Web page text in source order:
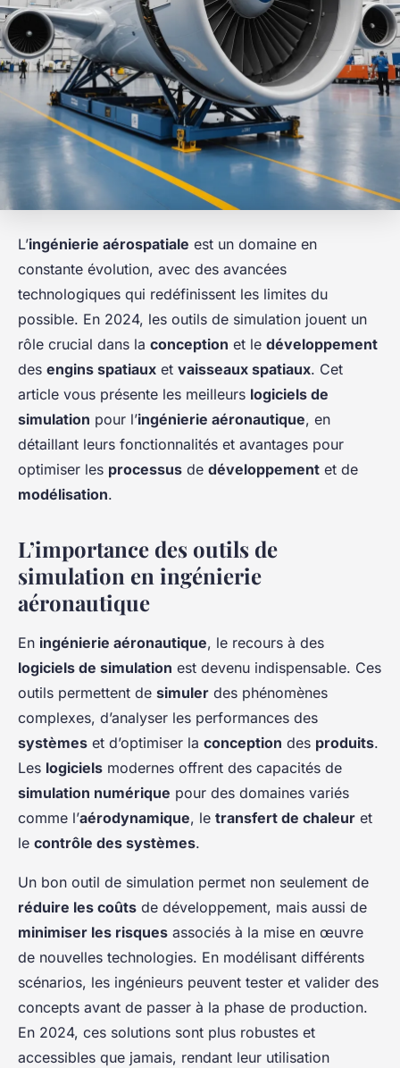
L’ingénierie aérospatiale est un domaine en
constante évolution, avec des avancées
technologiques qui redéfinissent les limites du
possible. En 2024, les outils de simulation jouent un
rôle crucial dans la conception et le développement
des engins spatiaux et vaisseaux spatiaux. Cet
article vous présente les meilleurs logiciels de
simulation pour l’ingénierie aéronautique, en
détaillant leurs fonctionnalités et avantages pour
optimiser les processus de développement et de
modélisation.
L’importance des outils de
simulation en ingénierie
aéronautique
En ingénierie aéronautique, le recours à des
logiciels de simulation est devenu indispensable. Ces
outils permettent de simuler des phénomènes
complexes, d’analyser les performances des
systèmes et d’optimiser la conception des produits.
Les logiciels modernes offrent des capacités de
simulation numérique pour des domaines variés
comme l’aérodynamique, le transfert de chaleur et
le contrôle des systèmes.
Un bon outil de simulation permet non seulement de
réduire les coûts de développement, mais aussi de
minimiser les risques associés à la mise en œuvre
de nouvelles technologies. En modélisant différents
scénarios, les ingénieurs peuvent tester et valider des
concepts avant de passer à la phase de production.
En 2024, ces solutions sont plus robustes et
accessibles que jamais, rendant leur utilisation